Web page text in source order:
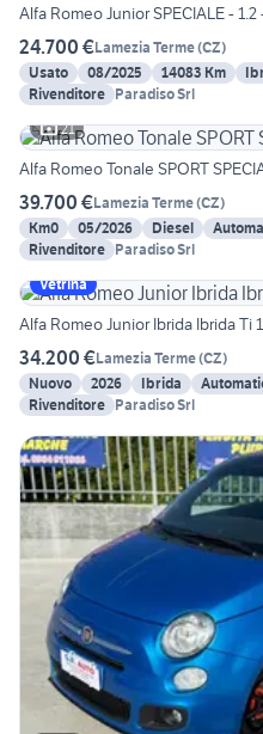
Alfa Romeo Junior SPECIALE - 1.2
24.700 €Lamezia Terme(CZ)
Usato
08/2025 14083 Km
Rivenditore Paradiso Srl
21
Alfa Romeo Tonale SPORT
39.700 €Lamezia Terme(CZ)
Km0
05/2026 Diesel
Rivenditore Paradiso Srl
Vetrina
Alfa Romeo Junior Ibrida Ibrida Ti
34.200 €Lamezia Terme(CZ)
Nuovo
2026 Ibrida
Rivenditore Paradiso Srl